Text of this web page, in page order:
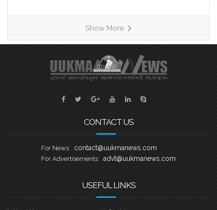
എത്തുന്നത്. തായങ്കരി, പായിപ്പാട്,
കരുവാറ്റ എന്നീ ചരിത്രപ്രസിദ്ധമായ
ചുണ്ടൻവള്ളങ്ങളുടെ പേരിലാണ്
യുകെയിലെ പ്രമുഖ ബോട്ട് ക്ലബ്ബുകൾ
ശക്തി തെളിയിക്കാൻ എത്തുന്നത്.
ബാസറ്റ്ലോ
Show More
CONTACT US
For News: contact@uukmanews.com
For Advertisements: advt@uukmanews.com
USEFUL LINKS